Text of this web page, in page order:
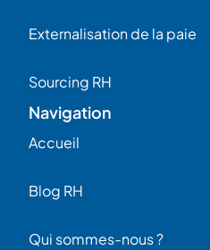
Externalisation de la paie
Sourcing RH
Navigation
Accueil
Blog RH
Qui sommes-nous ?